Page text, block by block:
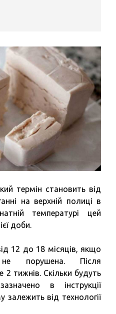
термін становить від
на верхній полиці в
температурі цей
доби.
12 до 18 місяців, якщо
не порушена. Після
2 тижнів. Скільки будуть
в інструкції
залежить від технології